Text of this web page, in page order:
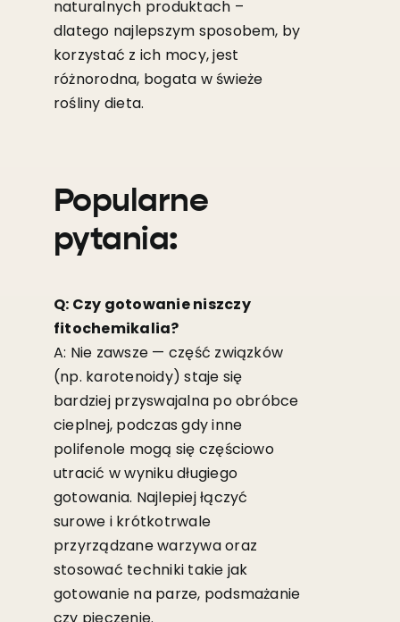
naturalnych produktach –
dlatego najlepszym sposobem, by
korzystać z ich mocy, jest
różnorodna, bogata w świeże
rośliny dieta.
Popularne
pytania:
Q: Czy gotowanie niszczy
fitochemikalia?
A: Nie zawsze — część związków
(np. karotenoidy) staje się
bardziej przyswajalna po obróbce
cieplnej, podczas gdy inne
polifenole mogą się częściowo
utracić w wyniku długiego
gotowania. Najlepiej łączyć
surowe i krótkotrwale
przyrządzane warzywa oraz
stosować techniki takie jak
gotowanie na parze, podsmażanie